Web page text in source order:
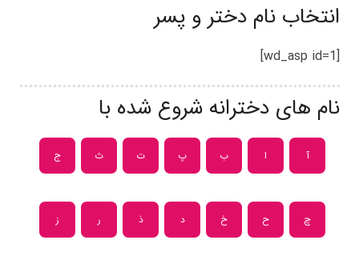
انتخاب نام دختر و پسر
[wd_asp id=1]
نام های دخترانه شروع شده با
آ ا ب پ ت ث ج
چ ح خ د ذ ر ز